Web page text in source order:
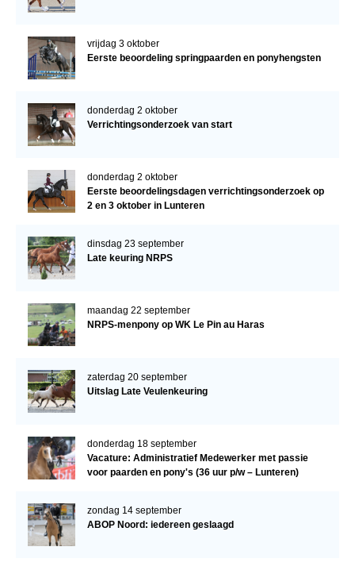
vrijdag 3 oktober
Eerste beoordeling springpaarden en ponyhengsten
donderdag 2 oktober
Verrichtingsonderzoek van start
donderdag 2 oktober
Eerste beoordelingsdagen verrichtingsonderzoek op
2 en 3 oktober in Lunteren
dinsdag 23 september
Late keuring NRPS
maandag 22 september
NRPS-menpony op WK Le Pin au Haras
zaterdag 20 september
Uitslag Late Veulenkeuring
donderdag 18 september
Vacature: Administratief Medewerker met passie
voor paarden en pony's (36 uur p/w – Lunteren)
zondag 14 september
ABOP Noord: iedereen geslaagd